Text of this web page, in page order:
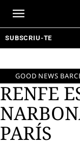
SUBSCRIU-TE
GOOD NEWS
RENFE
PARÍS